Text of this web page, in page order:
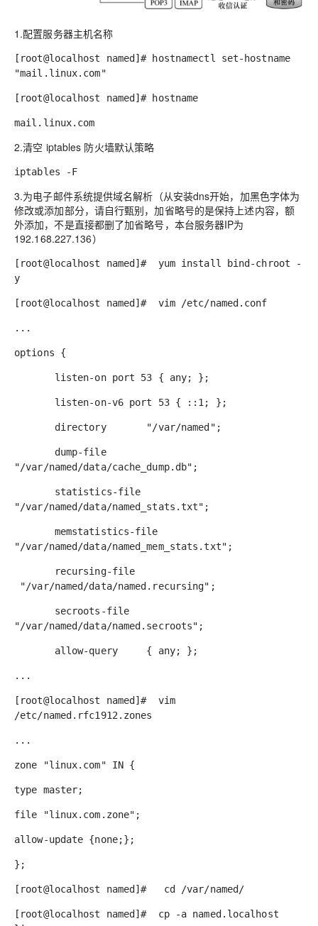
1.配置服务器主机名称
[root@localhost named]# hostnamectl set-hostname
"mail.linux.com"
[root@localhost named]# hostname
mail.linux.com
2.清空 iptables 防火墙默认策略
iptables -F
3.为电子邮件系统提供域名解析（从安装dns开始，加黑色字体为
修改或添加部分，请自行甄别，加省略号的是保持上述内容，额
外添加，不是直接都删了加省略号，本台服务器IP为
192.168.227.136）
[root@localhost named]# yum install bind-chroot -
y
[root@localhost named]# vim /etc/named.conf
...
options {
listen-on port 53 { any; };
listen-on-v6 port 53 { ::1; };
directory "/var/named";
dump-file
"/var/named/data/cache_dump.db";
statistics-file
"/var/named/data/named_stats.txt";
memstatistics-file
"/var/named/data/named_mem_stats.txt";
recursing-file
"/var/named/data/named.recursing";
secroots-file
"/var/named/data/named.secroots";
allow-query { any; };
...
[root@localhost named]# vim
/etc/named.rfc1912.zones
...
zone "linux.com" IN {
type master;
file "linux.com.zone";
allow-update {none;};
};
[root@localhost named]# cd /var/named/
[root@localhost named]# cp -a named.localhost